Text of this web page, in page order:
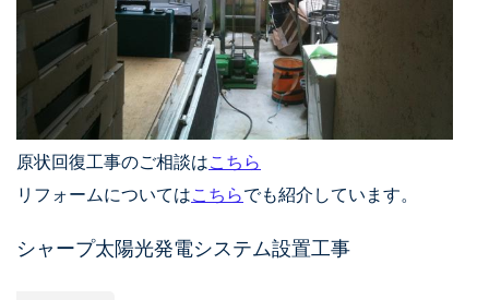
原状回復工事のご相談はこちら
リフォームについてはこちらでも紹介しています。
シャープ太陽光発電システム設置工事